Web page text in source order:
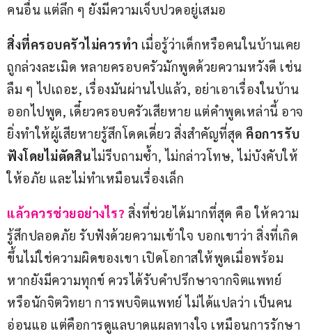
คนอื่น แต่ลึก ๆ ยังมีความเจ็บปวดอยู่เสมอ
สิ่งที่ครอบครัวไม่ควรทำ เมื่อรู้ว่าเด็กหรือคนในบ้านเคย
ถูกล่วงละเมิด หลายครอบครัวมักพูดด้วยความหวังดี เช่น
ลืม ๆ ไปเถอะ, เรื่องมันผ่านไปแล้ว, อย่าเอาเรื่องในบ้าน
ออกไปพูด, เดี๋ยวครอบครัวเสียหาย แต่คำพูดเหล่านี้ อาจ
ยิ่งทำให้ผู้เสียหายรู้สึกโดดเดี่ยว สิ่งสำคัญที่สุด คือการรับ
ฟังโดยไม่ตัดสินไม่รีบถามซ้ำ, ไม่กล่าวโทษ, ไม่บังคับให้
ให้อภัย และไม่ทำเหมือนเรื่องเล็ก
แล้วควรช่วยอย่างไร? สิ่งที่ช่วยได้มากที่สุด คือ ให้ความ
รู้สึกปลอดภัย รับฟังด้วยความเข้าใจ บอกเขาว่า สิ่งที่เกิด
ขึ้นไม่ใช่ความผิดของเขา เปิดโอกาสให้พูดเมื่อพร้อม
หากยังมีความทุกข์ ควรได้รับคำปรึกษาจากจิตแพทย์
หรือนักจิตวิทยา การพบจิตแพทย์ ไม่ได้แปลว่า เป็นคน
อ่อนแอ แต่คือการดูแลบาดแผลทางใจ เหมือนการรักษา